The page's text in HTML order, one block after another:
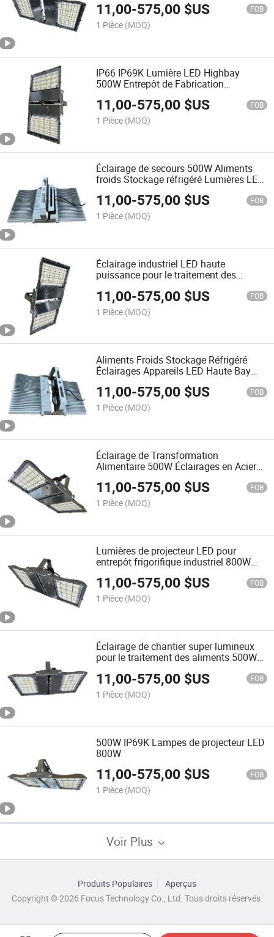
11,00-575,00 $US FOB
1 Pièce (MOQ)
IP66 IP69K Lumière LED Highbay
500W Entrepôt de Fabrication
Alimentaire Lumières Industrielles
Intérieures Extérieures 100-277V 75000
Lumens
11,00-575,00 $US FOB
1 Pièce (MOQ)
Éclairage de secours 500W Aliments
froids Stockage réfrigéré Lumières LED
haute baie 150lm/W IP69K Étanche
IP69K Construction en acier inoxydable
5000K Haute luminosité 75, 000lm
11,00-575,00 $US FOB
1 Pièce (MOQ)
Éclairage industriel LED haute
puissance pour le traitement des
baie 500W 220V 50/60Hz
11,00-575,00 $US FOB
1 Pièce (MOQ)
Aliments Froids Stockage Réfrigéré
Éclairages Appareils LED Haute Bay
30000 Lumen Projecteur 200W IP69K
220V Acier Inoxydable Nz Sst316
Construction
11,00-575,00 $US FOB
1 Pièce (MOQ)
Éclairage de Transformation
Alimentaire 500W Éclairages en Acier
Inoxydable Propres et Clairs Étanches
IP67 IP69K Lumière Haute Baie
150lm/W Projecteur LED pour la
Sécurité
11,00-575,00 $US FOB
1 Pièce (MOQ)
Lumières de projecteur LED pour
entrepôt frigorifique industriel 800W
luminaires de haute baie IP69K (acier
inoxydable)
11,00-575,00 $US FOB
1 Pièce (MOQ)
Éclairage de chantier super lumineux
pour le traitement des aliments 500W
Projecteur de travail pour chambre
froide (lumière froide 6500K)
11,00-575,00 $US FOB
1 Pièce (MOQ)
500W IP69K Lampes de projecteur LED
800W
11,00-575,00 $US FOB
1 Pièce (MOQ)
Voir Plus
Produits Populaires
Aperçus
Copyright © 2026 Focus Technology Co., Ltd. Tous droits réservés.